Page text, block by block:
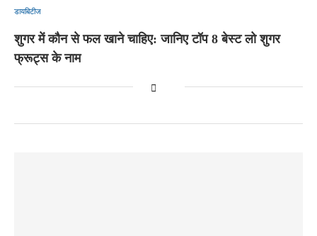
डायबिटीज
शुगर में कौन से फल खाने चाहिए: जानिए टॉप 8 बेस्ट लो शुगर
फ्रूट्स के नाम